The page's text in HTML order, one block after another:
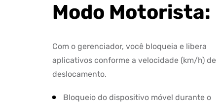
Modo Motorista:
Com o gerenciador, você bloqueia e libera
aplicativos conforme a velocidade (km/h) de
deslocamento.
Bloqueio do dispositivo móvel durante o